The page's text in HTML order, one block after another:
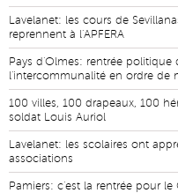
Lavelanet: les cours de
reprennent à l'APFERA
Pays d'Olmes: rentrée politique
l'intercommunalité en ordre de
100 villes, 100 drapeaux, 100
soldat Louis Auriol
Lavelanet: les scolaires ont
associations
Pamiers: c'est la rentrée pour le